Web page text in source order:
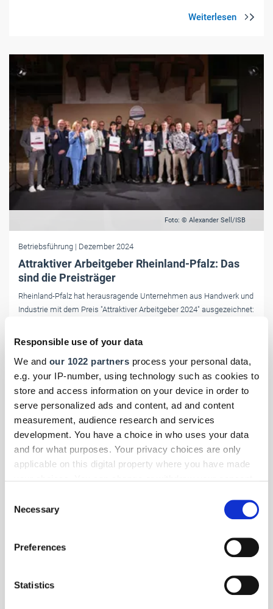
Responsible use of your data
We and our 1022 partners process your personal data,
e.g. your IP-number, using technology such as cookies to
store and access information on your device in order to
serve personalized ads and content, ad and content
measurement, audience research and services
development. You have a choice in who uses your data
and for what purposes. Your privacy choices are only
applicable on this digital property where you have made
the Privacy trigger icon.
Collect information about your geographical location
Identify your device by actively scanning it for
Selection
Necessary
Preferences
Statistics
Foto: © Alexander Sell/ISB
Betriebsführung | Dezember 2024
Attraktiver Arbeitgeber Rheinland-Pfalz: Das
sind die Preisträger
Rheinland-Pfalz hat herausragende Unternehmen aus Handwerk und
Industrie mit dem Preis "Attraktiver Arbeitgeber 2024" ausgezeichnet:
Betriebsführung